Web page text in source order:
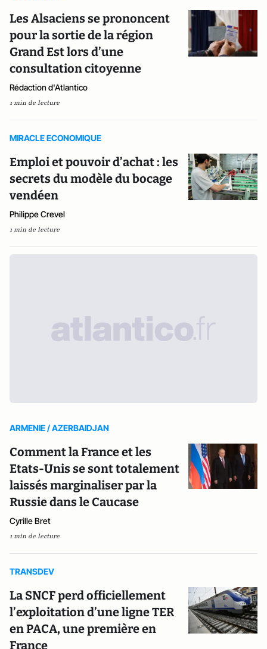
Les Alsaciens se prononcent
pour la sortie de la région
Grand Est lors d’une
consultation citoyenne
Rédaction d'Atlantico
1 min de lecture
MIRACLE ECONOMIQUE
Emploi et pouvoir d’achat : les
secrets du modèle du bocage
vendéen
Philippe Crevel
1 min de lecture
ARMENIE / AZERBAIDJAN
Comment la France et les
Etats-Unis se sont totalement
laissés marginaliser par la
Russie dans le Caucase
Cyrille Bret
1 min de lecture
TRANSDEV
La SNCF perd officiellement
l’exploitation d’une ligne TER
en PACA, une première en
France